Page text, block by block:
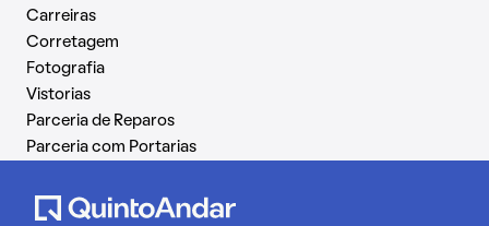
Carreiras
Corretagem
Fotografia
Vistorias
Parceria de Reparos
Parceria com Portarias